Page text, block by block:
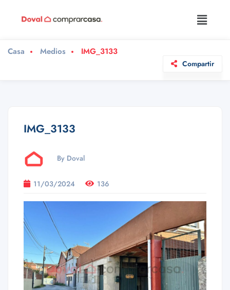
Casa Medios IMG_3133
Compartir
IMG_3133
By Doval
11/03/2024 136